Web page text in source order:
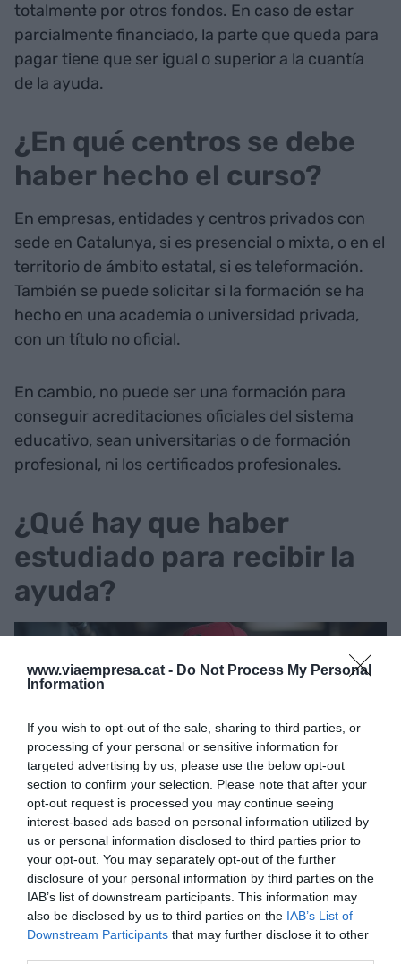
www.viaempresa.cat - Do Not Process My Personal
Information
If you wish to opt-out of the sale, sharing to third parties, or
processing of your personal or sensitive information for
targeted advertising by us, please use the below opt-out
section to confirm your selection. Please note that after your
opt-out request is processed you may continue seeing
interest-based ads based on personal information utilized by
us or personal information disclosed to third parties prior to
your opt-out. You may separately opt-out of the further
disclosure of your personal information by third parties on the
IAB’s list of downstream participants. This information may
also be disclosed by us to third parties on the IAB’s List of
Downstream Participants that may further disclose it to other
totalmente por otros fondos. En caso de estar
parcialmente financiado, la parte que queda para
pagar tiene que ser igual o superior a la cuantía
de la ayuda.
¿En qué centros se debe
haber hecho el curso?
En empresas, entidades y centros privados con
sede en Catalunya, si es presencial o mixta, o en el
territorio de ámbito estatal, si es teleformación.
También se puede solicitar si la formación se ha
hecho en una academia o universidad privada,
con un título no oficial.
En cambio, no puede ser una formación para
conseguir acreditaciones oficiales del sistema
educativo, sean universitarias o de formación
profesional, ni los certificados profesionales.
¿Qué hay que haber
estudiado para recibir la
ayuda?
El Govern prevé conceder ayudas a 2.857 personas,
priorizando a las mujeres | Adobe Stock
Se debe haber cursado y aprobado alguna acción
formativa en estos ámbitos: